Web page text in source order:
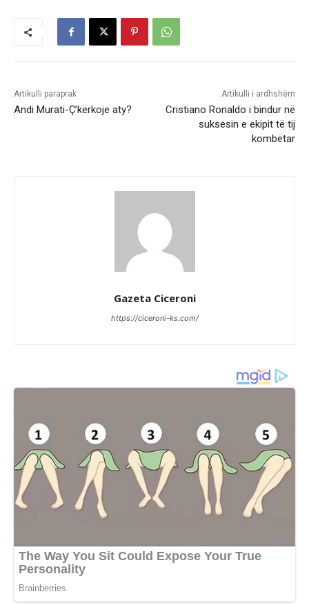
Artikulli paraprak
Andi Murati-Ç’kërkoje aty?
Artikulli i ardhshëm
Cristiano Ronaldo i bindur në
suksesin e ekipit të tij
kombëtar
Gazeta Ciceroni
https://ciceroni-ks.com/